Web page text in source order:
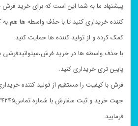
پیشنهاد ما به شما این است که برای خرید فرش
کننده خریداری کنید تا با حذف واسطه ها هم
کمک کرده و از تولید کننده ها حمایت کنید.
با حذف واسطه ها در خرید فرش،میتوانیدفرشی
پایین تری خریداری کنید.
فرش با کیفیت را مستقیم از تولید کننده
فرمایید.